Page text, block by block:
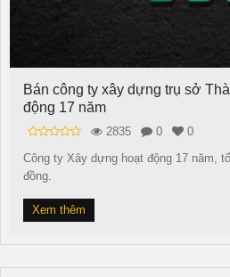
Bán công ty xây dựng trụ sở
động 17 năm
2835 0
0
Công ty Xây dựng hoạt động 17 năm,
đồng.
Xem thêm